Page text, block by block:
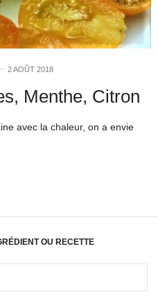
2 AOÛT 2018
Menthe, Citron
avec la chaleur, on a envie
OU RECETTE